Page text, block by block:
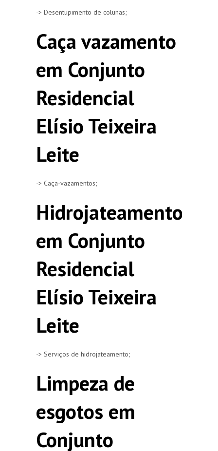
-> Desentupimento de colunas;
Caça vazamento
em Conjunto
Residencial
Elísio Teixeira
Leite
-> Caça-vazamentos;
Hidrojateamento
em Conjunto
Residencial
Elísio Teixeira
Leite
-> Serviços de hidrojateamento;
Limpeza de
esgotos em
Conjunto